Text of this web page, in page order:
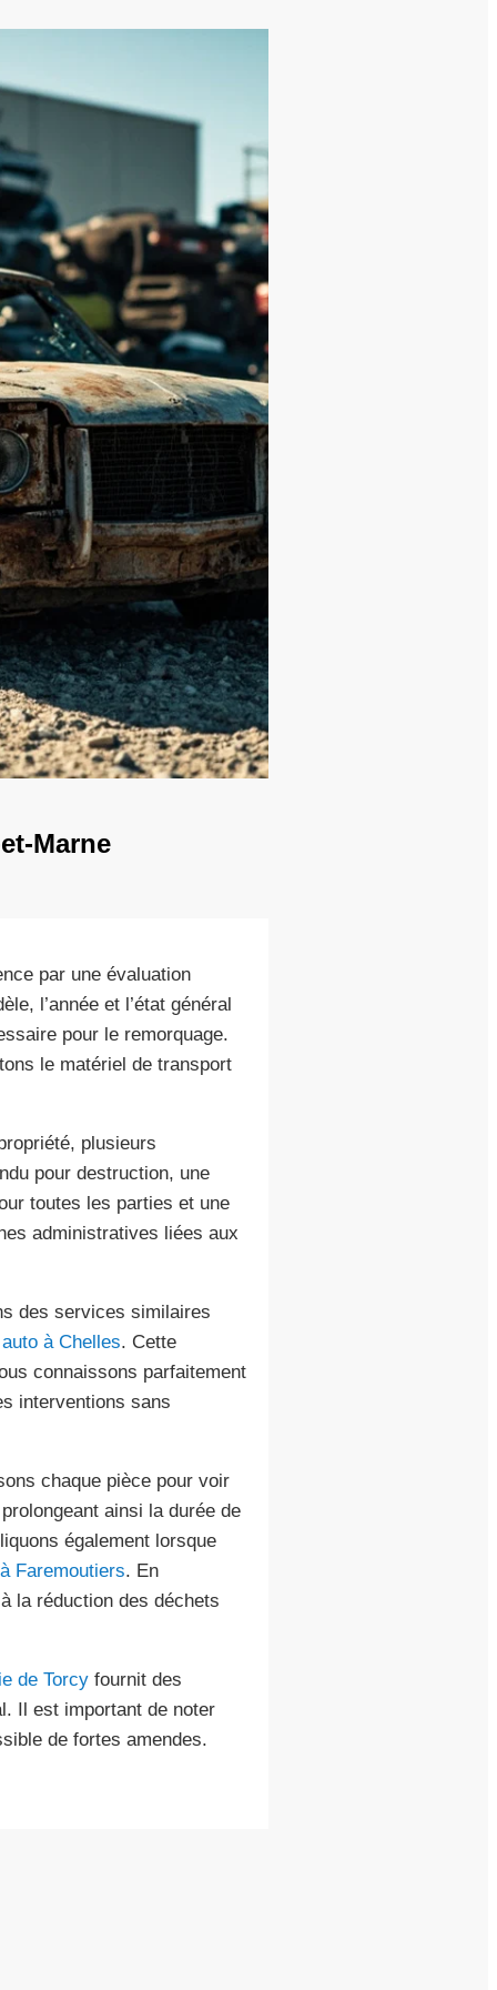
Marne
par une évaluation
l’année et l’état général
pour le remorquage.
le matériel de transport
plusieurs
pour destruction, une
toutes les parties et une
administratives liées aux
des services similaires
à Chelles. Cette
connaissons parfaitement
interventions sans
chaque pièce pour voir
ainsi la durée de
également lorsque
Faremoutiers. En
la réduction des déchets
de Torcyfournit des
Il est important de noter
de fortes amendes.